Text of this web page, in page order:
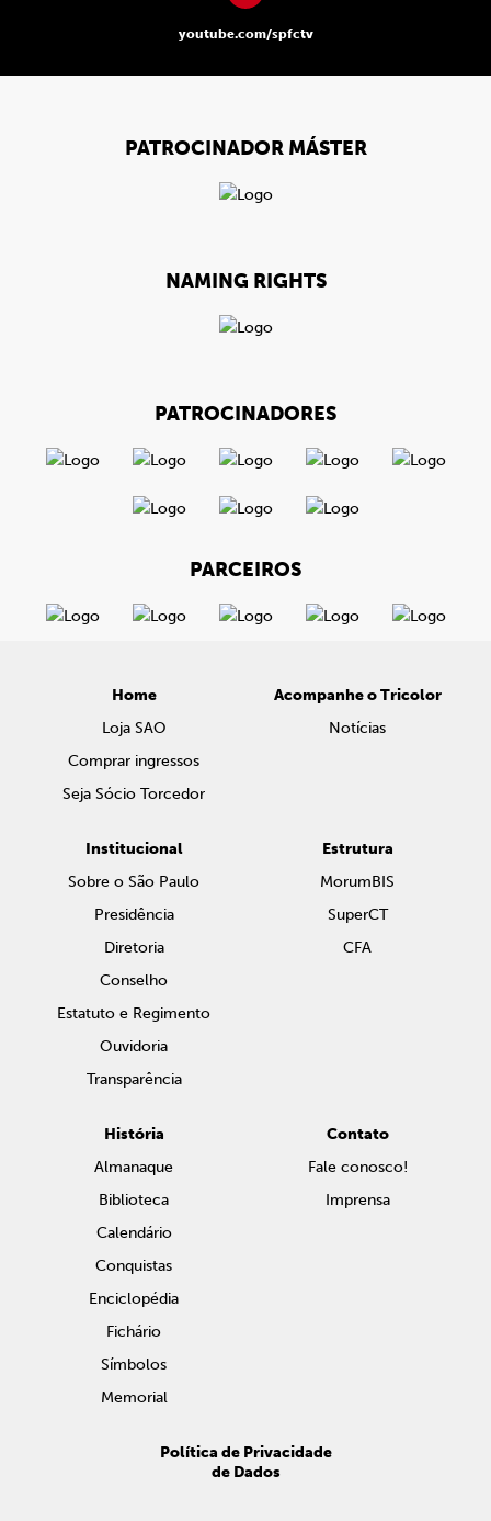
youtube.com/spfctv
PATROCINADOR MÁSTER
NAMING RIGHTS
PATROCINADORES
PARCEIROS
Home
Loja SAO
Comprar ingressos
Seja Sócio Torcedor
Acompanhe o Tricolor
Notícias
Institucional
Sobre o São Paulo
Presidência
Diretoria
Conselho
Estatuto e Regimento
Ouvidoria
Transparência
Estrutura
MorumBIS
SuperCT
CFA
História
Almanaque
Biblioteca
Calendário
Conquistas
Enciclopédia
Fichário
Símbolos
Memorial
Contato
Fale conosco!
Imprensa
Política de Privacidade
de Dados